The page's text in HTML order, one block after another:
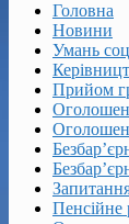
Головна
Новини
Умань
Прийом
Пенсійне